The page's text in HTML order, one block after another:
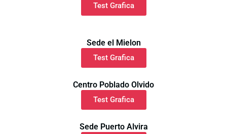
Test Grafica
Sede el Mielon
Test Grafica
Centro Poblado Olvido
Test Grafica
Sede Puerto Alvira